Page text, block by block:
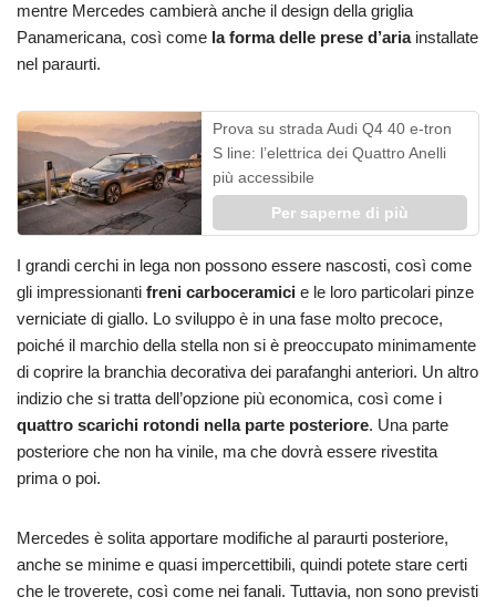
mentre Mercedes cambierà anche il design della griglia
Panamericana, così come la forma delle prese d’ariainstallate
nel paraurti.
Prova su strada Audi Q4 40 e-tron
S line: l’elettrica dei Quattro Anelli
più accessibile
Per saperne di più
I grandi cerchi in lega non possono essere nascosti, così come
gli impressionanti freni carboceramici e le loro particolari pinze
verniciate di giallo. Lo sviluppo è in una fase molto precoce,
poiché il marchio della stella non si è preoccupato minimamente
di coprire la branchia decorativa dei parafanghi anteriori. Un altro
indizio che si tratta dell’opzione più economica, così come i
quattro scarichi rotondi nella parte posteriore. Una parte
posteriore che non ha vinile, ma che dovrà essere rivestita
prima o poi.
Mercedes è solita apportare modifiche al paraurti posteriore,
anche se minime e quasi impercettibili, quindi potete stare certi
che le troverete, così come nei fanali. Tuttavia, non sono previsti